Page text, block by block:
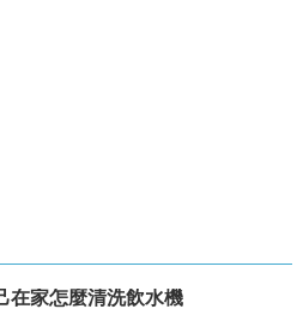
在家怎麼清洗飲水機